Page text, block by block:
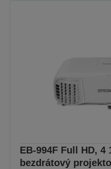
EB-994F Full HD, 4
bezdrátový